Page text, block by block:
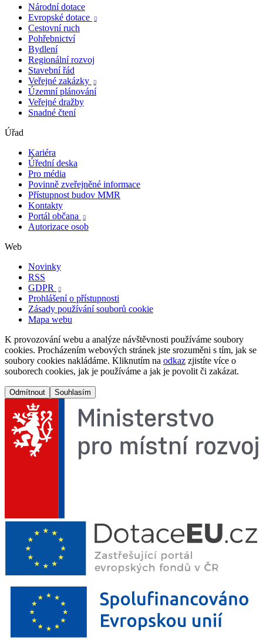
Národní dotace
Evropské dotace

Cestovní ruch
Pohřebnictví
Bydlení
Regionální rozvoj
Stavební řád
Veřejné zakázky

Územní plánování
Veřejné dražby
Snadné čtení
Úřad
Kariéra
Úřední deska
Pro média
Povinně zveřejněné informace
Přístupnost budov MMR
Kontakty
Portál občana

Autorizace osob
Web
Novinky
RSS
GDPR

Prohlášení o přístupnosti
Zásady používání souborů cookie
Mapa webu
K provozování webu a analýze návštěvnosti používáme soubory
cookies. Procházením webových stránek jste srozuměni s tím, jak se
soubory cookies nakládáme. Kliknutím na odkaz zjistíte více o
souborech cookies, jak je používáme a jak je povolit či zakázat.
Odmítnout Souhlasím